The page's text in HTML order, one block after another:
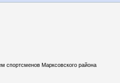
спортсменов Марксовского района